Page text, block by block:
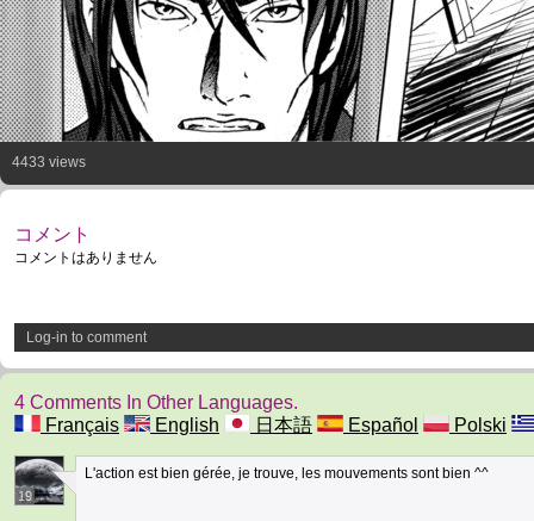
4433 views
コメント
コメントはありません
Log-in to comment
4 Comments In Other Languages.
Français
English 日本語 Español Polski
19
L'action est bien gérée, je trouve, les mouvements sont bien ^^